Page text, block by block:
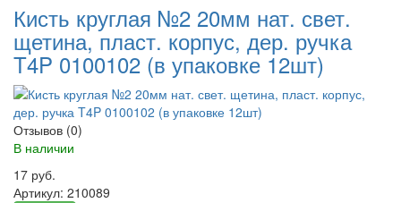
Кисть круглая №2 20мм нат. свет.
щетина, пласт. корпус, дер. ручка
T4P 0100102 (в упаковке 12шт)
Отзывов (0)
В наличии
17 руб.
Артикул: 210089